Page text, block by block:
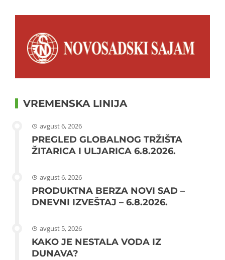
VREMENSKA LINIJA
avgust 6, 2026
PREGLED GLOBALNOG TRŽIŠTA
ŽITARICA I ULJARICA 6.8.2026.
avgust 6, 2026
PRODUKTNA BERZA NOVI SAD –
DNEVNI IZVEŠTAJ – 6.8.2026.
avgust 5, 2026
KAKO JE NESTALA VODA IZ
DUNAVA?